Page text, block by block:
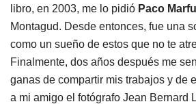
libro, en 2003, me lo pidió Paco
Montagud. Desde entonces, fue una
como un sueño de estos que no te
Finalmente, dos años después me
ganas de compartir mis trabajos y de
a mi amigo el fotógrafo Jean Bernard